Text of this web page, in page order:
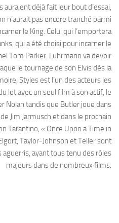
auraient déjà fait leur bout d’essai,
n’aurait pas encore tranché parmi
le King. Celui qui l’emportera
qui a été choisi pour incarner le
Tom Parker. Luhrmann va devoir
le tournage de son Elvis dès la
Styles est l’un des acteurs les
lot avec un seul film à son actif, le
Nolan tandis que Butler joue dans
Jim Jarmusch et dans le prochain
Tarantino, « Once Upon a Time in
Taylor-Johnson et Teller sont
aguerris, ayant tous tenu des rôles
majeurs dans de nombreux films.